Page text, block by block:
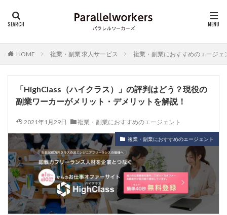
HOME 複業・副業 求人サービス 複業・副業におすすめのエージェ
「HighClass（ハイクラス）」の評判はどう？現役の
副業ワーカーがメリット・デメリットを解説！
2021年1月29日 複業・副業におすすめのエージェント
複業・副業におすすめのエージェント